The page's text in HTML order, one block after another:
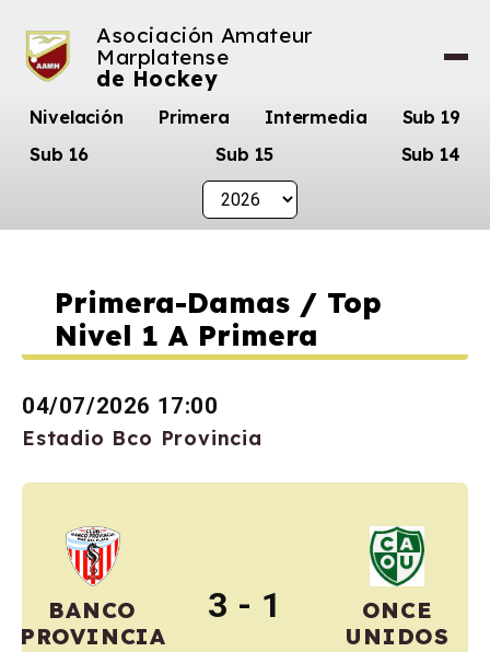
Asociación Amateur
Marplatense
de Hockey
Nivelación Primera Intermedia
Sub 19
Sub 16
Sub 15 Sub 14
Primera-Damas / Top
Nivel 1 A Primera
04/07/2026 17:00
Estadio Bco Provincia
BANCO
PROVINCIA
3 - 1
ONCE
UNIDOS